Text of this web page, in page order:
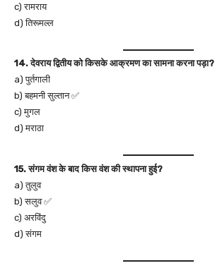
c) रामराय
d) तिरूमल्ल
14. देवराय द्वितीय को किसके आक्रमण का सामना करना पड़ा?
a) पुर्तगाली
b) बहमनी सुल्तान ✅
c) मुगल
d) मराठा
15. संगम वंश के बाद किस वंश की स्थापना हुई?
a) तुलुव
b) सलुव ✅
c) अरविंदु
d) संगम